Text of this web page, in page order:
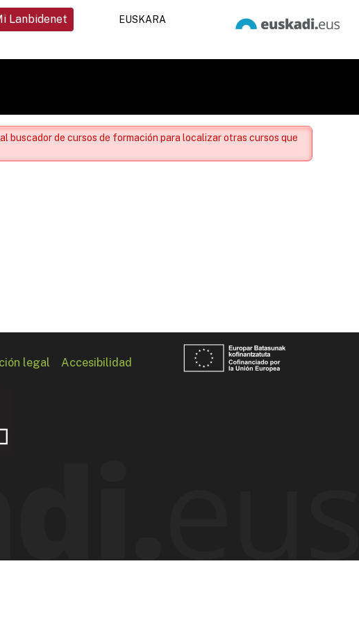
Lanbidenet EUSKARA
buscador de cursos de formación para localizar otras cursos que
legal Accesibilidad